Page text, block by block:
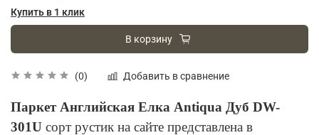
(0) Добавить в сравнение
Купить в 1 клик
В корзину
Паркет Английская Елка Antiqua Дуб DW-
301U сорт рустик на сайте представлена в